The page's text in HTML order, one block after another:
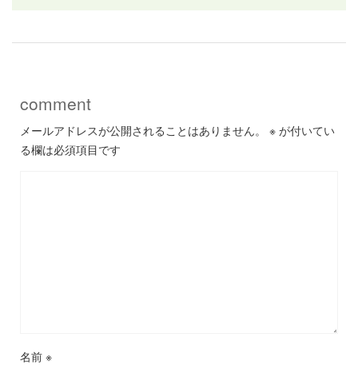
comment
メールアドレスが公開されることはありません。 ※ が付いてい
る欄は必須項目です
名前 ※